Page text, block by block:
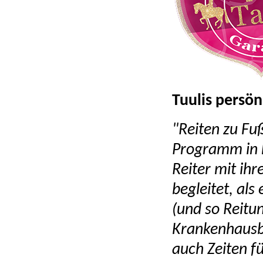
Tuulis
"Reiten zu
Programm in
Reiter mit
begleitet, als
(und so
auch Zeiten